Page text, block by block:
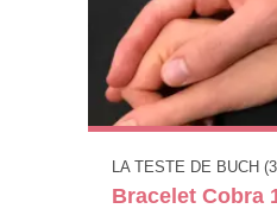
LA TESTE DE BUCH
Bracelet Cobra